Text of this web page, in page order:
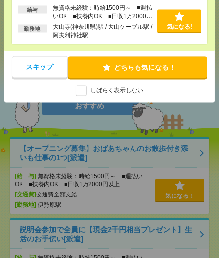
給与
無資格未経験：時給1500円～ ■週払
いOK ■扶養内OK ■日収1万2000円
以上
勤務地
大山寺(神奈川県)駅 / 大山ケーブル駅 /
阿夫利神社駅
気になる!
スキップ どちらも気になる！
しばらく表示しない
メールで送る LINE で送る
あなたの閲覧履歴からの
おすすめ
【オープニング募集】おばあちゃんのお散歩付き添
いも仕事の1つ[派遣]
[給 与] 無資格未経験：時給1500円～ ■週払い
OK ■扶養内OK ■日収1万2000円以上
[交通費]交通費全額支給
[勤務地] 伊勢原駅
気になる！
説明会参加で全員に【現金2千円相当プレゼント】生
活のお手伝い[派遣]